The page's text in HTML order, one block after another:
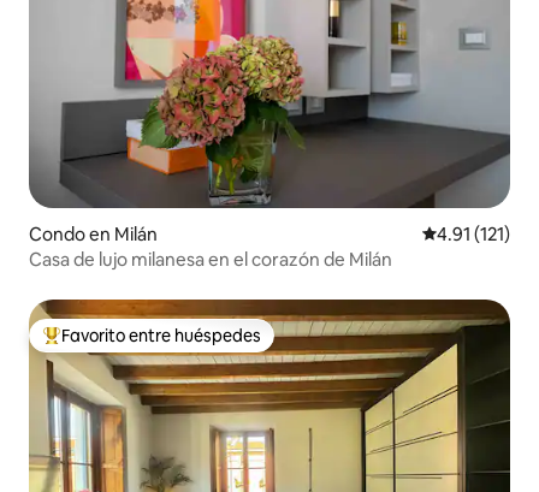
Condo en Milán Calificación
4.91 (121)
Casa de lujo milanesa en el corazón de Milán
Favorito entre huéspedes preferido
Favorito entre huéspedes